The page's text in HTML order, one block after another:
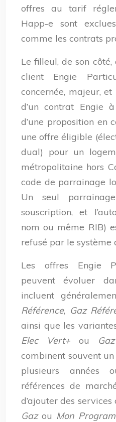
offres au tarif
Happ-e sont
comme les contrats
Le filleul, de son
client Engie
concernée, majeur,
d’un contrat Engie
d’une proposition en
une offre éligible
dual) pour un
métropolitaine hors
code de parrainage
Un seul
souscription, et
nom ou même RIB)
refusé par le système
Les offres Engie
peuvent évoluer
incluent
Référence, Gaz
ainsi que les
Elec Vert+ ou
combinent souvent
plusieurs années
références de
d’ajouter des services
Gazou Mon